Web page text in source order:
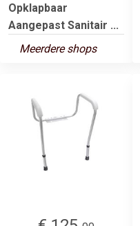
Opklapbaar
Aangepast Sanitair ...
Meerdere shops